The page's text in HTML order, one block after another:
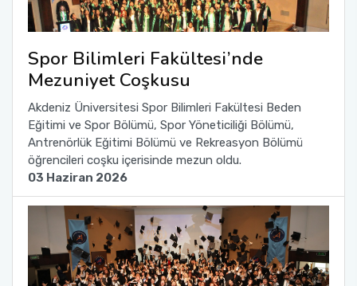
Spor Bilimleri Fakültesi’nde
Mezuniyet Coşkusu
Akdeniz Üniversitesi Spor Bilimleri Fakültesi Beden
Eğitimi ve Spor Bölümü, Spor Yöneticiliği Bölümü,
Antrenörlük Eğitimi Bölümü ve Rekreasyon Bölümü
öğrencileri coşku içerisinde mezun oldu.
03 Haziran 2026